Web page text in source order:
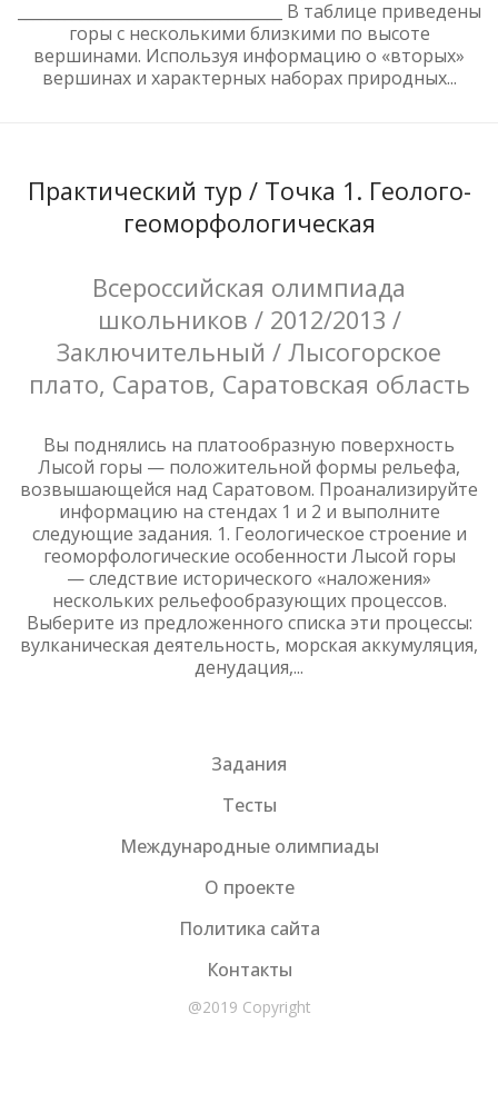
__________________________________ В таблице приведены
горы с несколькими близкими по высоте
вершинами. Используя информацию о «вторых»
вершинах и характерных наборах природных...
Практический тур / Точка 1. Геолого-
геоморфологическая
Всероссийская олимпиада
школьников / 2012/2013 /
Заключительный / Лысогорское
плато, Саратов, Саратовская область
Вы поднялись на платообразную поверхность
Лысой горы — положительной формы рельефа,
возвышающейся над Саратовом. Проанализируйте
информацию на стендах 1 и 2 и выполните
следующие задания. 1. Геологическое строение и
геоморфологические особенности Лысой горы
— следствие исторического «наложения»
нескольких рельефообразующих процессов.
Выберите из предложенного списка эти процессы:
вулканическая деятельность, морская аккумуляция,
денудация,...
Задания
Тесты
Международные олимпиады
О проекте
Политика сайта
Контакты
@2019 Copyright